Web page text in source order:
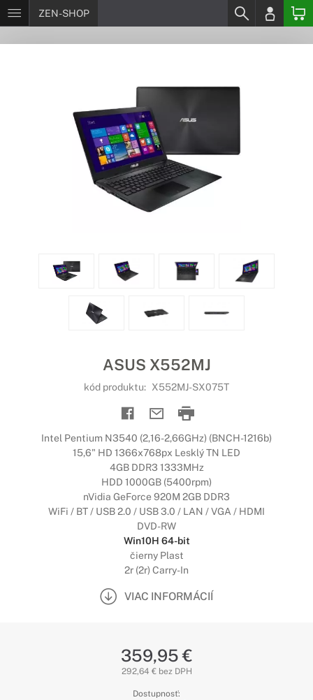
ZEN-SHOP
ASUS X552MJ
kód produktu: X552MJ-SX075T
Intel Pentium N3540 (2,16-2,66GHz) (BNCH-1216b)
15,6" HD 1366x768px Lesklý TN LED
4GB DDR3 1333MHz
HDD 1000GB (5400rpm)
nVidia GeForce 920M 2GB DDR3
WiFi / BT / USB 2.0 / USB 3.0 / LAN / VGA / HDMI
DVD-RW
Win10H 64-bit
čierny Plast
2r (2r) Carry-In
VIAC INFORMÁCIÍ
359,95 €
292,64 € bez DPH
Dostupnosť: